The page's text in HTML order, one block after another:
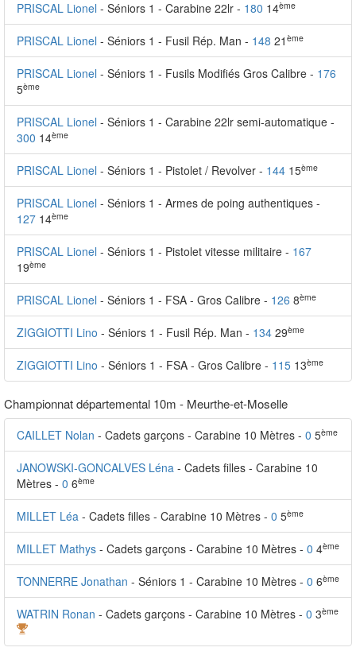
PRISCAL Lionel - Séniors 1 - Carabine 22lr - 180 14ème
PRISCAL Lionel - Séniors 1 - Fusil Rép. Man - 148 21 ème
PRISCAL Lionel - Séniors 1 - Fusils Modifiés Gros Calibre - 176
5ème
PRISCAL Lionel - Séniors 1 - Carabine 22lr semi-automatique -
300 14ème
PRISCAL Lionel - Séniors 1 - Pistolet / Revolver - 144 15ème
PRISCAL Lionel - Séniors 1 - Armes de poing authentiques -
127 14ème
PRISCAL Lionel - Séniors 1 - Pistolet vitesse militaire - 167
19ème
PRISCAL Lionel - Séniors 1 - FSA - Gros Calibre - 126 8ème
ZIGGIOTTI Lino - Séniors 1 - Fusil Rép. Man - 134 29ème
ZIGGIOTTI Lino - Séniors 1 - FSA - Gros Calibre - 115 13ème
Championnat départemental 10m - Meurthe-et-Moselle
CAILLET Nolan - Cadets garçons - Carabine 10 Mètres - 0 5ème
JANOWSKI-GONCALVES Léna - Cadets filles - Carabine 10
Mètres - 0 6ème
MILLET Léa - Cadets filles - Carabine 10 Mètres - 0 5ème
MILLET Mathys - Cadets garçons - Carabine 10 Mètres - 0 4ème
TONNERRE Jonathan - Séniors 1 - Carabine 10 Mètres - 0 6ème
WATRIN Ronan - Cadets garçons - Carabine 10 Mètres - 0 3ème